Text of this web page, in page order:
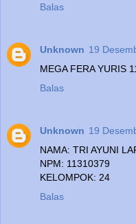
Balas
Unknown 19
MEGA FERA YURIS
Balas
Unknown 19
NAMA: TRI AYUNI
NPM: 11310379
KELOMPOK: 24
Balas